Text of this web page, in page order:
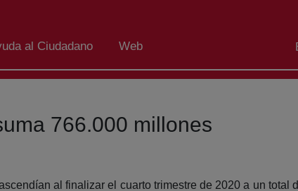
al Ciudadano Web
766.000 millones
al finalizar el cuarto trimestre de 2020 a un total